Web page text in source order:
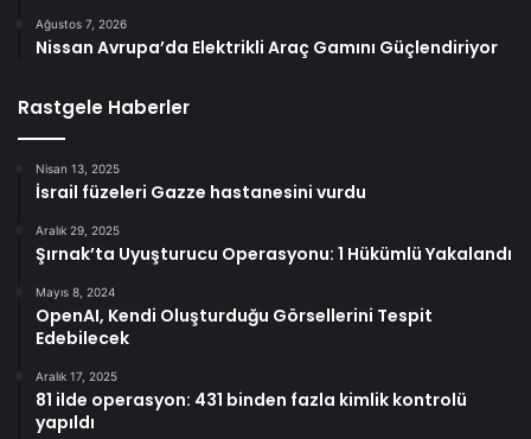
Ağustos 7, 2026
Nissan Avrupa’da Elektrikli Araç Gamını Güçlendiriyor
Rastgele Haberler
Nisan 13, 2025
İsrail füzeleri Gazze hastanesini vurdu
Aralık 29, 2025
Şırnak’ta Uyuşturucu Operasyonu: 1 Hükümlü Yakalandı
Mayıs 8, 2024
OpenAI, Kendi Oluşturduğu Görsellerini Tespit
Edebilecek
Aralık 17, 2025
81 ilde operasyon: 431 binden fazla kimlik kontrolü
yapıldı